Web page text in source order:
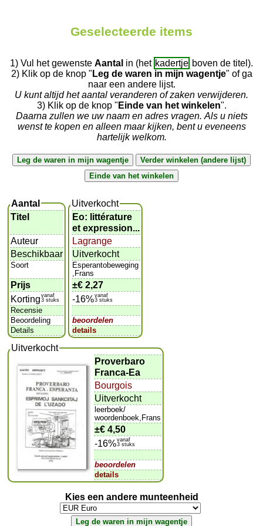
Geselecteerde items
1) Vul het gewenste Aantal in (het kadertje boven de titel).
2) Klik op de knop " Leg de waren in mijn wagentje" of ga
naar een andere lijst.
U kunt altijd het aantal veranderen of zaken verwijderen.
3) Klik op de knop " Einde van het winkelen".
Daarna zullen we uw naam en adres vragen. Als u niets
wenst te kopen en alleen maar kijken, bent u eveneens
hartelijk welkom.
Aantal
Titel
Auteur
Beschikbaar
Soort
Prijs
Korting vanaf
3 stuks
Recensie
Beoordeling
Details
Uitverkocht
Eo: littérature
et expression...
Lagrange
Uitverkocht
Esperantobeweging
,Frans
±€ 2,27
-16%vanaf
3 stuks
beoordelen
details
Uitverkocht
Proverbaro
Franca-Ea
Bourgois
Uitverkocht
leerboek/
woordenboek,Frans
±€ 4,50
-16%vanaf
3 stuks
beoordelen
details
Kies een andere munteenheid